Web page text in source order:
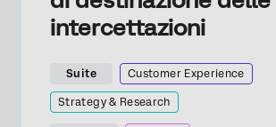
intercettazioni
Suite Customer Experience
Strategy & Research